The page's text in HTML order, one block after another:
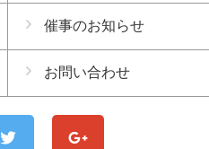
催事のお知らせ
お問い合わせ